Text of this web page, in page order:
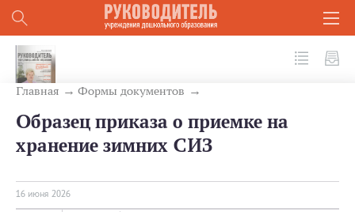
Главная Формы документов
Образец приказа о приемке на
хранение зимних СИЗ
16 июня 2026